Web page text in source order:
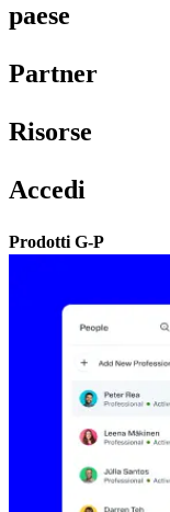
paese​​
Partner​​
Risorse​​
Accedi​​
Prodotti G-P​​